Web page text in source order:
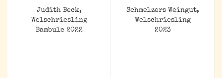
Judith Beck,
Welschriesling
Bambule 2022
Schmelzers Weingut,
Welschriesling
2023